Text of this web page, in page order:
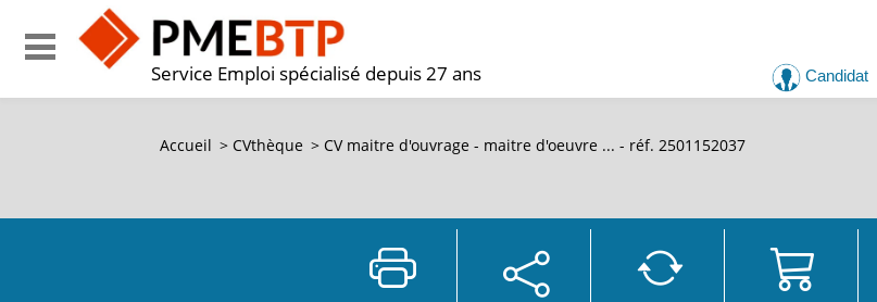
Service Emploi spécialisé depuis 27 ans Candidat
Accueil > CVthèque > CV maitre d'ouvrage - maitre d'oeuvre ... - réf. 2501152037